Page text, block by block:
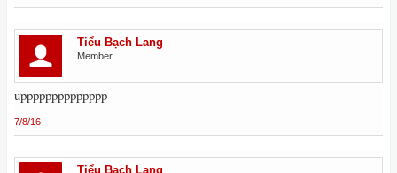
Tiểu Bạch Lang
Member
upppppppppppppp
7/8/16
Tiểu Bạch Lang